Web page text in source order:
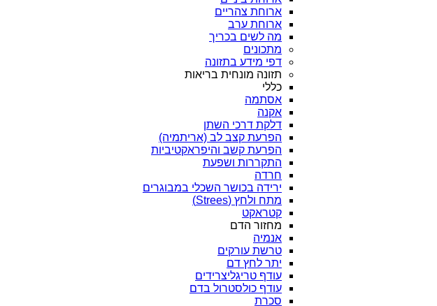
ארוחת צהריים
ארוחת ערב
מה לשים בכריך
מתכונים
דפי מידע בתזונה
תזונה מונחית בריאות
כללי
אסתמה
אקנה
דלקת דרכי השתן
הפרעת קצב לב (אריתמיה)
הפרעת קשב והיפראקטיביות
התקררות ושפעת
חרדה
ירידה בכושר השכלי במבוגרים
מתח ולחץ (Strees)
קטראקט
מחזור הדם
אנמיה
טרשת עורקים
יתר לחץ דם
עודף טריגליצרידים
עודף כולסטרול בדם
סכרת